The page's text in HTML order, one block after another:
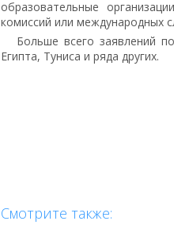
образовательные
комиссий или международных
Больше всего заявлений
Египта, Туниса и ряда других.
Смотрите также: